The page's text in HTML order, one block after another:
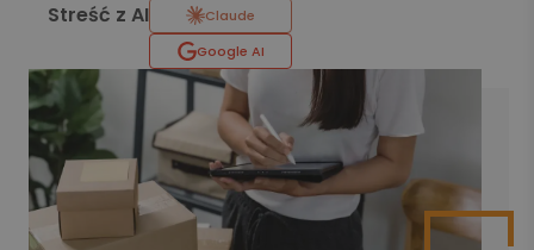
Streść z AI
Claude
Google AI